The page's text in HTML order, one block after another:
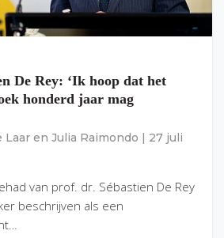
De Rey: ‘Ik hoop dat het
honderd jaar mag
Laar en Julia Raimondo
27 juli
van prof. dr. Sébastien De Rey
beschrijven als een